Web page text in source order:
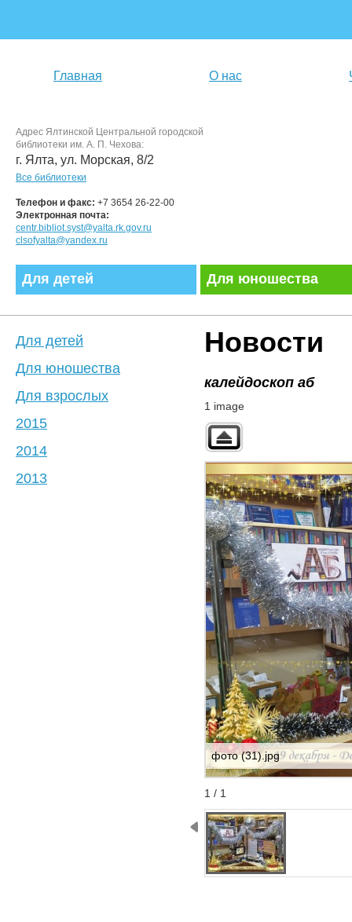
Главная О нас
Адрес Ялтинской Центральной городской
библиотеки им. А. П. Чехова:
г. Ялта, ул. Морская, 8/2
Все библиотеки
Телефон и факс: +7 3654 26-22-00
Электронная почта:
centr.bibliot.syst@yalta.rk.gov.ru
clsofyalta@yandex.ru
Для детей Для юношества
Новости
калейдоскоп аб
1 image
фото (31).jpg
1 / 1
StartStop
Для детей
Для юношества
Для взрослых
2015
2014
2013